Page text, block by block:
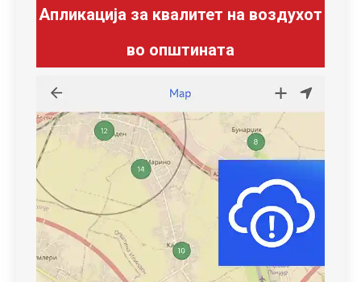
Апликација за квалитет на воздухот
во општината